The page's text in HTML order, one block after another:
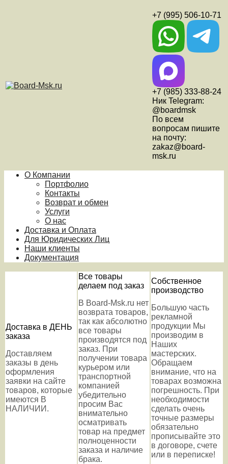
+7 (995) 506-10-71
+7 (985) 333-88-24
Ник Telegram:
@boardmsk
По всем
вопросам пишите
на почту:
zakaz@board-
msk.ru
О Компании
Портфолио
Контакты
Возврат и обмен
Услуги
О нас
Доставка и Оплата
Для Юридических Лиц
Наши клиенты
Документация
Доставка в ДЕНЬ
заказа
Доставляем
заказы в день
оформления
заявки на сайте
товаров, которые
имеются В
НАЛИЧИИ.
Все товары
делаем под заказ
В Board-Msk.ru нет
возврата товаров,
так как абсолютно
все товары
производятся под
заказ. При
получении товара
курьером или
транспортной
компанией
убедительно
просим Вас
внимательно
осматривать
товар на предмет
полноценности
заказа и наличие
брака.
Собственное
производство
Большую часть
рекламной
продукции Мы
производим в
Наших
мастерских.
Обращаем
внимание, что на
товарах возможна
погрешность. При
необходимости
сделать очень
точные размеры
обязательно
прописывайте это
в договоре, счете
или в переписке!